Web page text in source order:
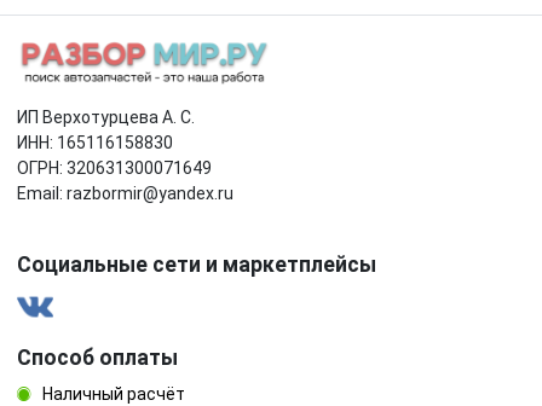
ИП Верхотурцева А. С.
ИНН: 165116158830
ОГРН: 320631300071649
Email: razbormir@yandex.ru
Социальные сети и маркетплейсы
Способ оплаты
Наличный расчёт